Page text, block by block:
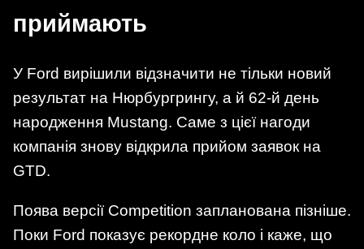
приймають
У Ford вирішили відзначити не тільки новий
результат на Нюрбургрингу, а й 62-й день
народження Mustang. Саме з цієї нагоди
компанія знову відкрила прийом заявок на
GTD.
Поява версії Competition запланована пізніше.
Поки Ford показує рекордне коло і каже, що